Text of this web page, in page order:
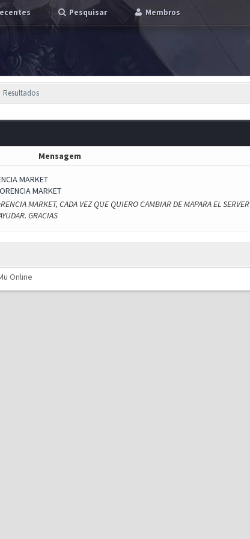
Pesquisar Membros
Resultados
Mensagem
MARKET
MARKET
MARKET, CADA VEZ QUE QUIERO CAMBIAR DE MAPARA EL SERVER
GRACIAS
Online